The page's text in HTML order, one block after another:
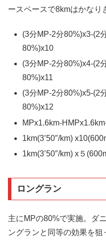
ースペースで8kmはかなり
(3分MP-2分80%)x3-(2
80%)x10
(3分MP-2分80%)x4-(2
80%)x11
(3分MP-2分80%)x5-(2
80%)x12
MPx1.6km-
1km(3’50″/km)
1km(3’50″/km) x５
ロングラン
主にMPの80%で実施。ダ
ングランと同等の効果を狙